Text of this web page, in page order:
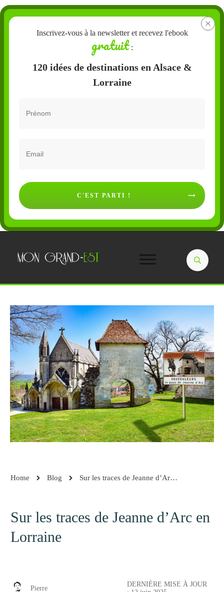
Home Blog Sur les traces de Jeanne d’Arc en Lorraine
Sur les traces de Jeanne d’Arc en
Lorraine
Pierre
DERNIÈRE MISE À JOUR
Inscrivez-vous à la newsletter et recevez l'ebook
gratuit:
120 idées de destinations en Alsace &
Lorraine
C'EST PARTI !